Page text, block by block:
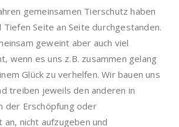
gemeinsamen Tierschutz haben
Tiefen Seite an Seite durchgestanden.
geweint aber auch viel
wenn es uns z.B. zusammen gelang
Glück zu verhelfen. Wir bauen uns
treiben jeweils den anderen in
der Erschöpfung oder
nicht aufzugeben und